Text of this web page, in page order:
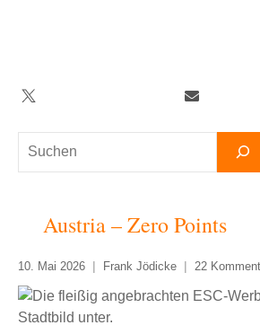
Suchen
Twitter TelegramNewsletter
Austria – Zero Points
10. Mai 2026 Frank Jödicke 22